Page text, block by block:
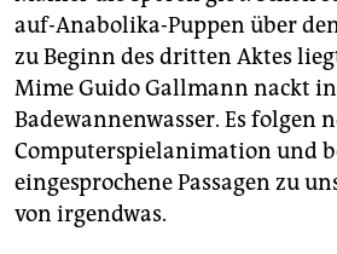
auf-Anabolika-Puppen über
zu Beginn des dritten Aktes
Mime Guido Gallmann nackt
Badewannenwasser. Es folgen
Computerspielanimation und
eingesprochene Passagen zu
von irgendwas.